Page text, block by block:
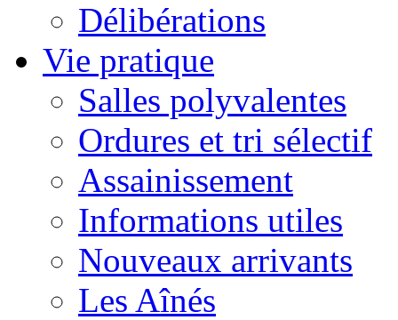
Délibérations
Vie pratique
Salles polyvalentes
Ordures et tri sélectif
Assainissement
Informations utiles
Nouveaux arrivants
Les Aînés